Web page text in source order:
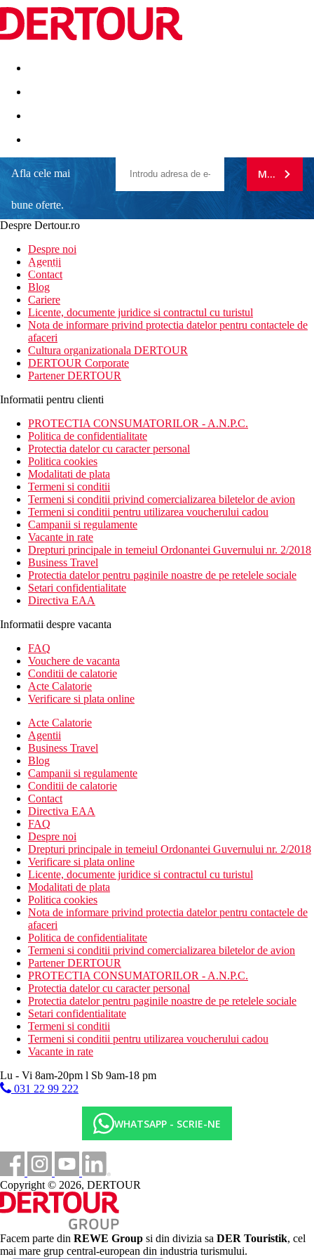
Destinatii Vacanta perfecta OFERTE DE NERATAT
Afla cele mai
bune oferte.
newsletter!
MA
Despre Dertour.ro
Despre noi
Agentii
Contact
Blog
Cariere
Licente, documente juridice si contractul cu turistul
Nota de informare privind protectia datelor pentru contactele de
afaceri
Cultura organizationala DERTOUR
DERTOUR Corporate
Partener DERTOUR
Informatii pentru clienti
PROTECTIA CONSUMATORILOR - A.N.P.C.
Politica de confidentialitate
Protectia datelor cu caracter personal
Politica cookies
Modalitati de plata
Termeni si conditii
Termeni si conditii privind comercializarea biletelor de avion
Termeni si conditii pentru utilizarea voucherului cadou
Campanii si regulamente
Vacante in rate
Drepturi principale in temeiul Ordonantei Guvernului nr. 2/2018
Business Travel
Protectia datelor pentru paginile noastre de pe retelele sociale
Setari confidentialitate
Directiva EAA
Informatii despre vacanta
FAQ
Vouchere de vacanta
Conditii de calatorie
Acte Calatorie
Verificare si plata online
Acte Calatorie
Agentii
Business Travel
Blog
Campanii si regulamente
Conditii de calatorie
Contact
Directiva EAA
FAQ
Despre noi
Drepturi principale in temeiul Ordonantei Guvernului nr. 2/2018
Verificare si plata online
Licente, documente juridice si contractul cu turistul
Modalitati de plata
Politica cookies
Nota de informare privind protectia datelor pentru contactele de
afaceri
Politica de confidentialitate
Termeni si conditii privind comercializarea biletelor de avion
Partener DERTOUR
PROTECTIA CONSUMATORILOR - A.N.P.C.
Protectia datelor cu caracter personal
Protectia datelor pentru paginile noastre de pe retelele sociale
Setari confidentialitate
Termeni si conditii
Termeni si conditii pentru utilizarea voucherului cadou
Vacante in rate
Lu - Vi 8am-20pm l Sb 9am-18 pm
031 22 99 222
WHATSAPP - SCRIE-NE
Copyright © 2026, DERTOUR
Facem parte din REWE Group si din divizia sa DER Touristik, cel
mai mare grup central-european din industria turismului.